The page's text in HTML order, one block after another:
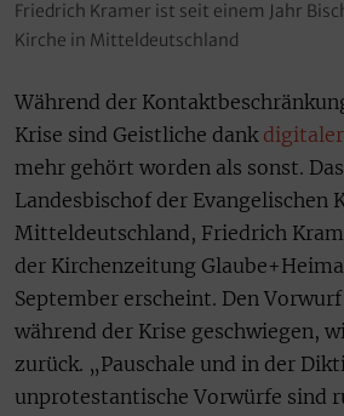
Friedrich Kramer ist seit einem Jahr
Kirche in Mitteldeutschland
Während der
Krise sind Geistliche dank
mehr gehört worden als sonst.
Landesbischof der Evangelischen
Mitteldeutschland, Friedrich
der Kirchenzeitung
September erscheint. Den
während der Krise geschwiegen,
zurück. „Pauschale und in der
unprotestantische Vorwürfe sind